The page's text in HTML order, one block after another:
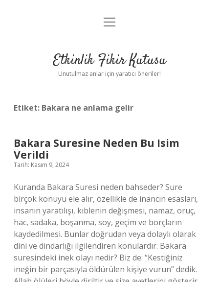
Anasayfa
Yasal Uyarı
menüyü
Etkinlik Fikir Kutusu
Unutulmaz anlar için yaratıcı öneriler!
Etiket: Bakara ne anlama gelir
Bakara Suresine Neden Bu Isim
Verildi
Tarih: Kasım 9, 2024
Kuranda Bakara Suresi neden bahseder? Sure
birçok konuyu ele alır, özellikle de inancın esasları,
insanın yaratılışı, kıblenin değişmesi, namaz, oruç,
hac, sadaka, boşanma, soy, geçim ve borçların
kaydedilmesi. Bunlar doğrudan veya dolaylı olarak
dini ve dindarlığı ilgilendiren konulardır. Bakara
suresindeki inek olayı nedir? Biz de: “Kestiğiniz
ineğin bir parçasıyla öldürülen kişiye vurun” dedik.